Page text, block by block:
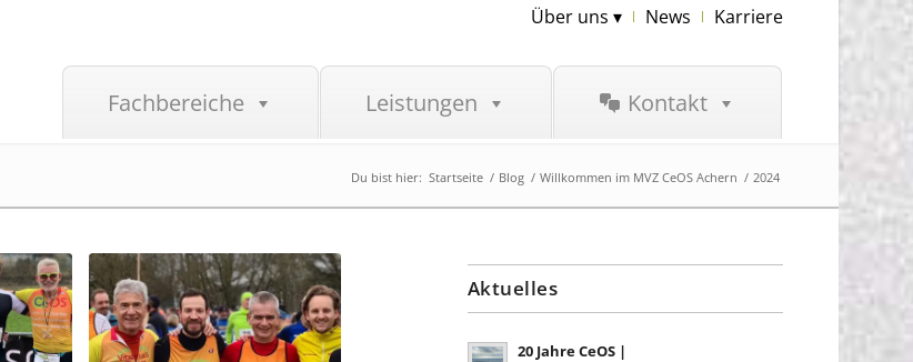
Über uns ▾ News Karriere
Fachbereiche Leistungen Kontakt
Du bist hier: Startseite / Blog / Willkommen im MVZ CeOS Achern / 2024
Aktuelles
20 Jahre CeOS |